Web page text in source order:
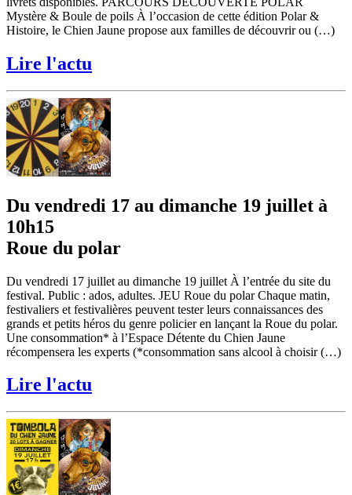
Mystère & Boule de poils À l’occasion de cette édition Polar &
Histoire, le Chien Jaune propose aux familles de découvrir ou (…)
Lire l'actu
Du vendredi 17 au dimanche 19 juillet à
10h15
Roue du polar
Du vendredi 17 juillet au dimanche 19 juillet À l’entrée du site du
festival. Public : ados, adultes. JEU Roue du polar Chaque matin,
festivaliers et festivalières peuvent tester leurs connaissances des
grands et petits héros du genre policier en lançant la Roue du polar.
Une consommation* à l’Espace Détente du Chien Jaune
récompensera les experts (*consommation sans alcool à choisir (…)
Lire l'actu